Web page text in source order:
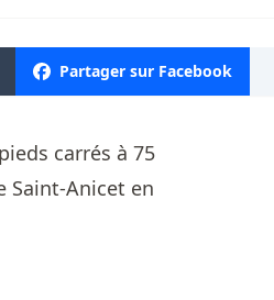
Partager sur Facebook
carrés à 75
Saint-Anicet en